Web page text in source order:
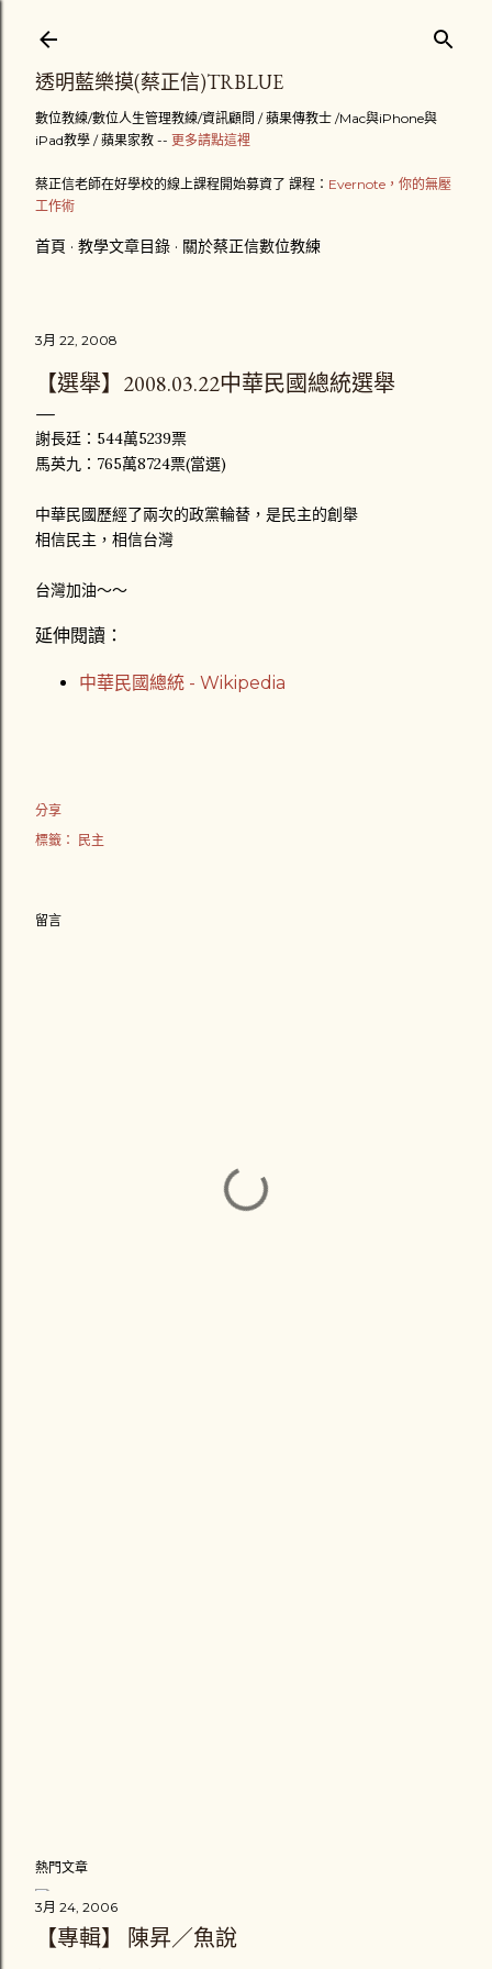
透明藍樂摸(蔡正信)TRBLUE
數位教練/數位人生管理教練/資訊顧問 / 蘋果傳教士 /Mac與iPhone與
iPad教學 / 蘋果家教 -- 更多請點這裡
蔡正信老師在好學校的線上課程開始募資了 課程： Evernote，你的無壓
工作術
首頁 教學文章目錄 關於蔡正信數位教練
3月 22, 2008
【選舉】2008.03.22中華民國總統選舉
謝長廷：544萬5239票
馬英九：765萬8724票(當選)
中華民國歷經了兩次的政黨輪替，是民主的創舉
相信民主，相信台灣
台灣加油～～
延伸閱讀：
中華民國總統 - Wikipedia
分享
標籤：
民主
留言
熱門文章
3月 24, 2006
【專輯】 陳昇／魚說